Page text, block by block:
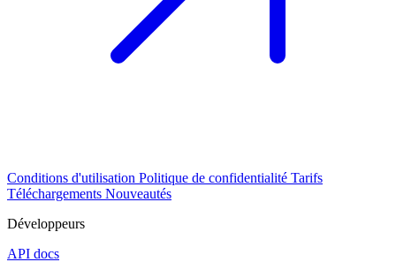
Conditions d'utilisation Politique de confidentialité Tarifs
Téléchargements Nouveautés
Développeurs
API docs